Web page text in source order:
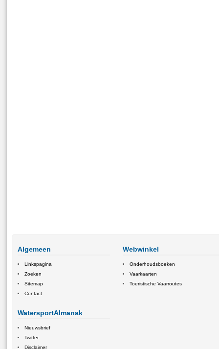
Algemeen
Linkspagina
Zoeken
Sitemap
Contact
WatersportAlmanak
Nieuwsbrief
Twitter
Disclaimer
Webwinkel
Onderhoudsboeken
Vaarkaarten
Toeristische Vaarroutes